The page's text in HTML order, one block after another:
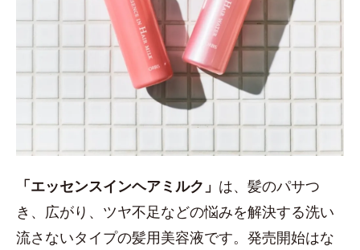
「エッセンスインヘアミルク」 は、髪のパサつ
き、広がり、ツヤ不足などの悩みを解決する洗い
流さないタイプの髪用美容液です。発売開始はな